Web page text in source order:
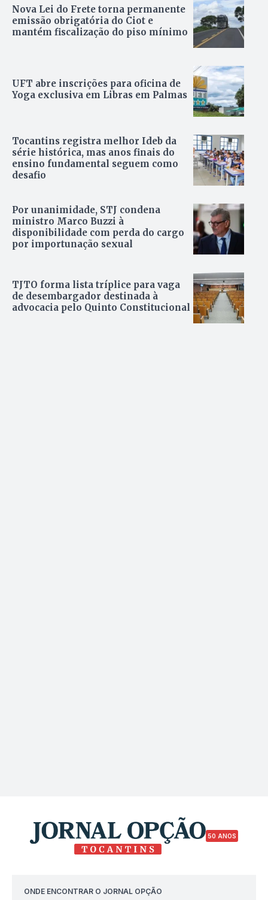
Nova Lei do Frete torna permanente
emissão obrigatória do Ciot e
mantém fiscalização do piso mínimo
UFT abre inscrições para oficina de
Yoga exclusiva em Libras em Palmas
Tocantins registra melhor Ideb da
série histórica, mas anos finais do
ensino fundamental seguem como
desafio
Por unanimidade, STJ condena
ministro Marco Buzzi à
disponibilidade com perda do cargo
por importunação sexual
TJTO forma lista tríplice para vaga
de desembargador destinada à
advocacia pelo Quinto Constitucional
50 ANOS
ONDE ENCONTRAR O JORNAL OPÇÃO